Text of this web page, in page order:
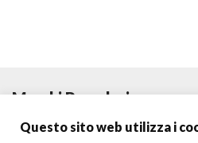
Marchi Popolari
Questo sito web utilizza i